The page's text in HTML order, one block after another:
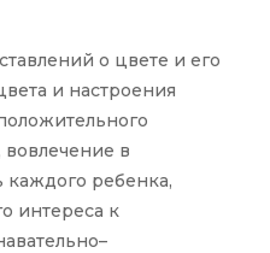
о цвете и его
и настроения
вовлечение в
каждого ребенка,
интереса к